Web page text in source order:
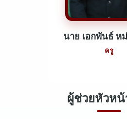
นาย เอกพันธ์ ห
ครู
ผู้ช่วยหัวหน้